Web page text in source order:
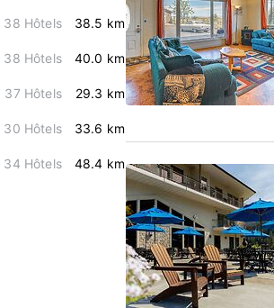
38 Hôtels 38.5 km
38 Hôtels 40.0 km
37 Hôtels 29.3 km
30 Hôtels 33.6 km
34 Hôtels 48.4 km